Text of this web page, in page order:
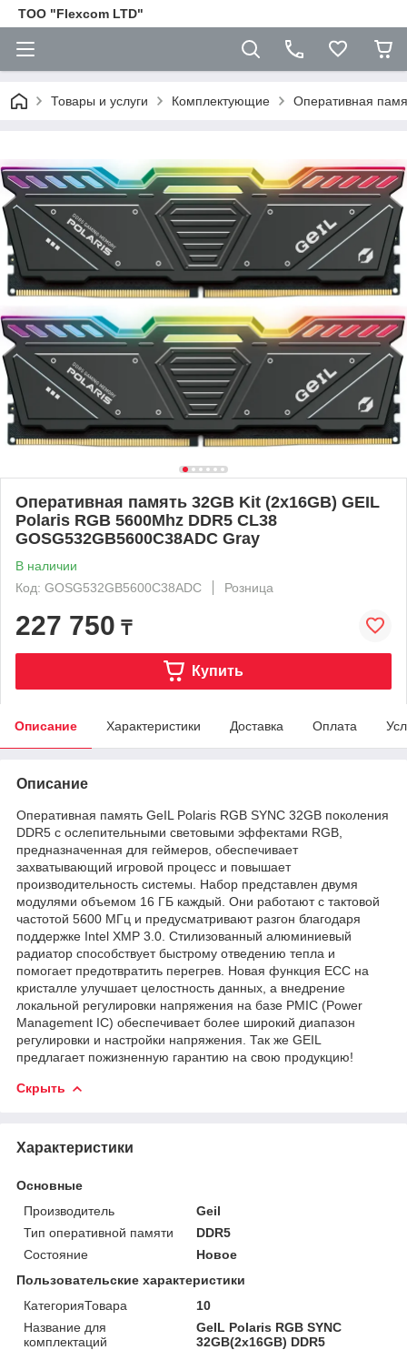
ТОО "Flexcom LTD"
Товары и услуги Комплектующие Оперативная
Оперативная память 32GB Kit (2x16GB) GEIL
Polaris RGB 5600Mhz DDR5 CL38
GOSG532GB5600C38ADC Gray
В наличии
Код: GOSG532GB5600C38ADC
Розница
227 750 ₸
Купить
Описание Характеристики Доставка Оплата
Описание
Оперативная память GeIL Polaris RGB SYNC 32GB поколения
DDR5 с ослепительными световыми эффектами RGB,
предназначенная для геймеров, обеспечивает
захватывающий игровой процесс и повышает
производительность системы. Набор представлен двумя
модулями объемом 16 ГБ каждый. Они работают с тактовой
частотой 5600 МГц и предусматривают разгон благодаря
поддержке Intel XMP 3.0. Стилизованный алюминиевый
радиатор способствует быстрому отведению тепла и
помогает предотвратить перегрев. Новая функция ECC на
кристалле улучшает целостность данных, а внедрение
локальной регулировки напряжения на базе PMIC (Power
Management IC) обеспечивает более широкий диапазон
регулировки и настройки напряжения. Так же GEIL
предлагает пожизненную гарантию на свою продукцию!
Скрыть
Характеристики
Основные
Производитель
Geil
Тип оперативной памяти
DDR5
Состояние
Новое
Пользовательские характеристики
КатегорияТовара
10
Название для
комплектаций
GeIL Polaris RGB SYNC
32GB(2x16GB) DDR5